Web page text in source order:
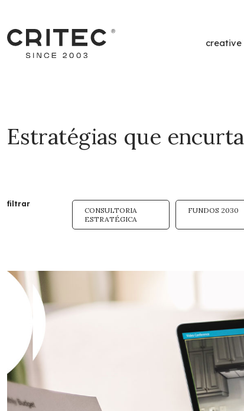
creative
Un servicio completo de apoyo a
financiada.
Estratégias que
filtrar
CONSULTORIA
ESTRATÉGICA
FUNDOS 2030